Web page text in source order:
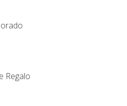
Regalo